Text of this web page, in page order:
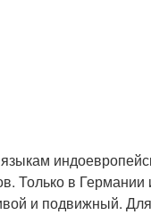
Только в
и подвижный.